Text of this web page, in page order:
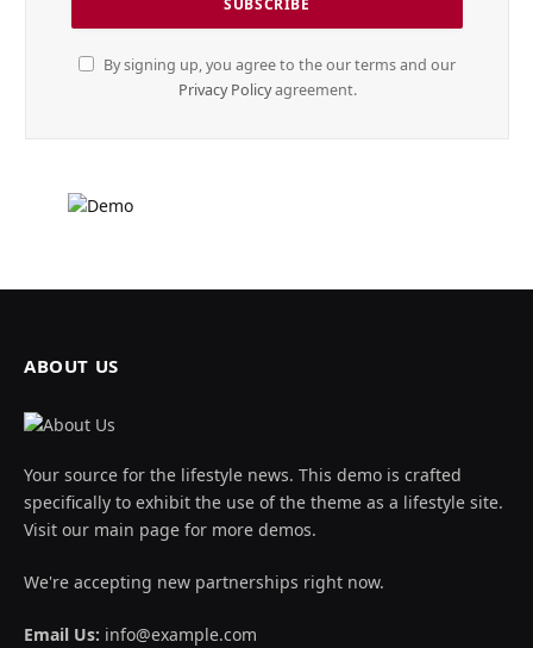
By signing up, you agree to the our terms and our
Privacy Policyagreement.
ABOUT US
Your source for the lifestyle news. This demo is crafted
specifically to exhibit the use of the theme as a lifestyle site.
Visit our main page for more demos.
We're accepting new partnerships right now.
Email Us: info@example.com